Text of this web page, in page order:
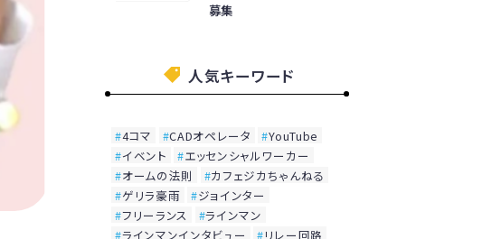
募集
人気キーワード
4コマ CADオペレータ
YouTube
イベント
エッセンシャルワーカー
オームの法則
カフェジカちゃんねる
ゲリラ豪雨
ジョインター
フリーランス
ラインマン
ラインマンインタビュー
リレー回路